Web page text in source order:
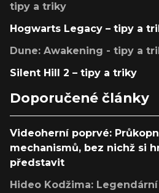
tipy a triky
Hogwarts Legacy – tipy a
Dune: Awakening - tipy a
Silent Hill 2 – tipy a triky
Doporučené články
Videoherní poprvé:
mechanismů, bez nichž si
představit
Hideo Kodžima: